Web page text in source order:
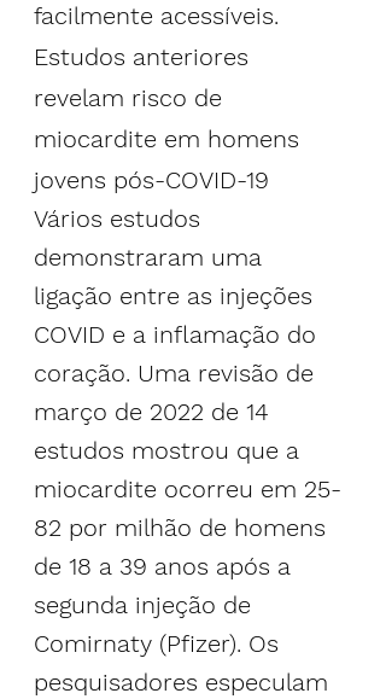
facilmente acessíveis.
Estudos anteriores
revelam risco de
miocardite em homens
jovens pós-COVID-19
Vários estudos
demonstraram uma
ligação entre as injeções
COVID e a inflamação do
coração. Uma revisão de
março de 2022 de 14
estudos mostrou que a
miocardite ocorreu em 25-
82 por milhão de homens
de 18 a 39 anos após a
segunda injeção de
Comirnaty (Pfizer). Os
pesquisadores especulam